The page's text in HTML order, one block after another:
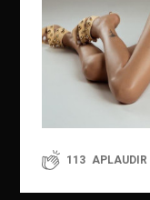
113 APLAUDIR